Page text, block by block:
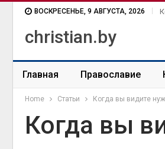
ВОСКРЕСЕНЬЕ, 9 АВГУСТА, 2026
christian.by
Главная Православие
Home Статьи Когда вы видите
Когда вы